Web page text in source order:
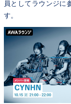
員としてラウンジに
す。